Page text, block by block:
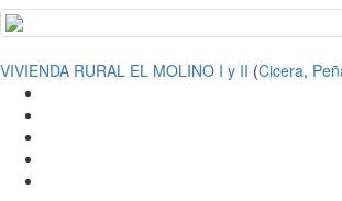
VIVIENDA RURAL EL MOLINO I y II (Cicera,